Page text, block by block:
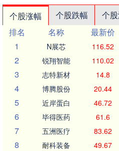
个股涨幅 个股跌幅 个
排名
名称 最新价
1
N展芯 116.52
2 锐翔智能 110.02
3 志特新材 14.8
4 博腾股份 20.44
5 近岸蛋白 46.72
6 毕得医药 61.6
7 五洲医疗 83.62
8 耐科装备 49.67